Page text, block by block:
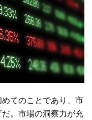
てのことであり、市
。市場の洞察力が充